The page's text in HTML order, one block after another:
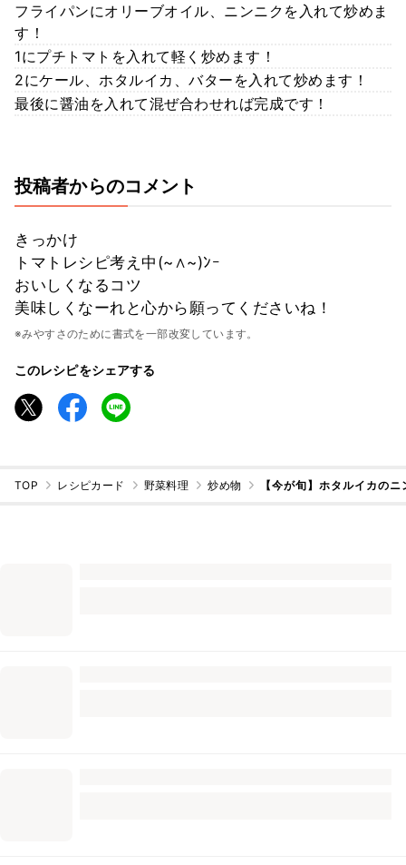
フライパンにオリーブオイル、ニンニクを入れて炒めま
す！
1にプチトマトを入れて軽く炒めます！
2にケール、ホタルイカ、バターを入れて炒めます！
最後に醤油を入れて混ぜ合わせれば完成です！
投稿者からのコメント
きっかけ
トマトレシピ考え中(~∧~)ﾝｰ
おいしくなるコツ
美味しくなーれと心から願ってくださいね！
※みやすさのために書式を一部改変しています。
このレシピをシェアする
TOP レシピカード 野菜料理 炒め物 【今が旬】ホタルイカの